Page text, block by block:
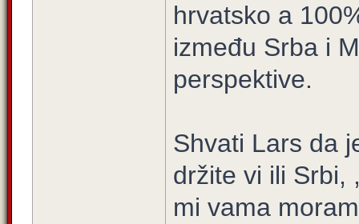
hrvatsko a
između Srba i
perspektive.
Shvati Lars da
držite vi ili Srbi,
mi vama